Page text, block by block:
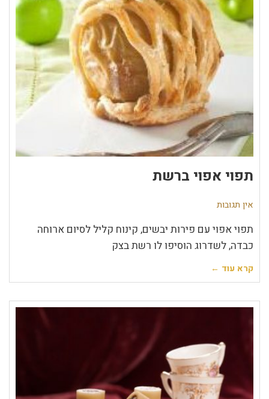
תפוי אפוי ברשת
אין תגובות
תפוי אפוי עם פירות יבשים, קינוח קליל לסיום ארוחה
כבדה, לשדרוג הוסיפו לו רשת בצק
קרא עוד ←